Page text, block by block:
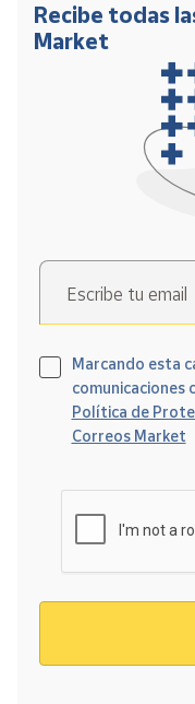
Recibe todas
Market
Escribe tu email
Marcando esta
comunicaciones
Política de
Correos Market